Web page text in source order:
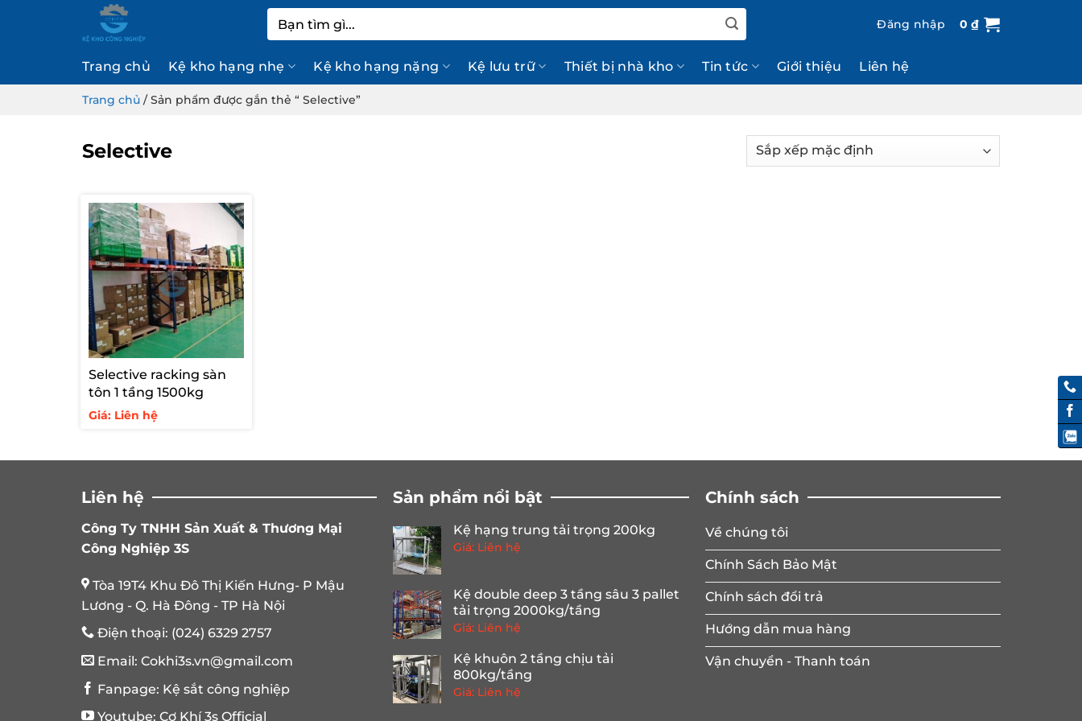
kiếm:
Đăng nhập 0₫
Trang chủ Kệ kho hạng nhẹ Kệ kho hạng nặng Kệ lưu trữ Thiết bị nhà kho Tin tức Giới thiệu Liên hệ
Trang chủ /Sản phẩm được gắn thẻ “ Selective”
Selective
Selective racking sàn
tôn 1 tầng 1500kg
Giá: Liên hệ
Liên hệ
Công Ty TNHH Sản Xuất & Thương Mại
Công Nghiệp 3S
Tòa 19T4 Khu Đô Thị Kiến Hưng- P Mậu
Lương - Q. Hà Đông - TP Hà Nội
Điện thoại: (024) 6329 2757
Email: Cokhi3s.vn@gmail.com
Fanpage: Kệ sắt công nghiệp
Youtube: Cơ Khí 3s Official
Sản phẩm nổi bật
Kệ hạng trung tải trọng 200kg
Giá: Liên hệ
Kệ double deep 3 tầng sâu 3 pallet
tải trọng 2000kg/tầng
Giá: Liên hệ
Kệ khuôn 2 tầng chịu tải
800kg/tầng
Giá: Liên hệ
Chính sách
Về chúng tôi
Chính Sách Bảo Mật
Chính sách đổi trả
Hướng dẫn mua hàng
Vận chuyển - Thanh toán